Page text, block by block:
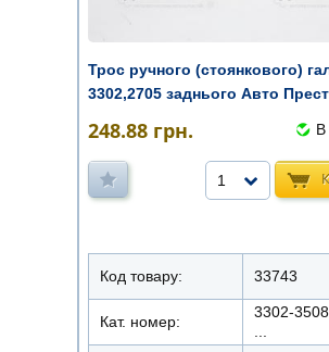
Трос ручного (стоянкового)
3302,2705 заднього Авто
248.88 грн. В
1
Код товару: 33743
Кат. номер:
3302-
...